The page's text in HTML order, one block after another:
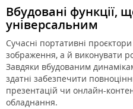
Вбудовані функції,
універсальним
Сучасні портативні
зображення, а й виконувати
Завдяки вбудованим
здатні забезпечити
презентацій чи онлайн-
обладнання.